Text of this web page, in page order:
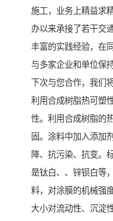
施工，业务上精益求
办以来承接了若干交
丰富的实践经验，在
与多家企业和单位保
下次与您合作，我们
利用合成树脂热可塑
性。利用合成树脂的
固。涂料中加入添加
降、抗污染、抗变。
是钛白、、锌钡白等
料，对涂膜的机械强
大小对流动性、沉淀